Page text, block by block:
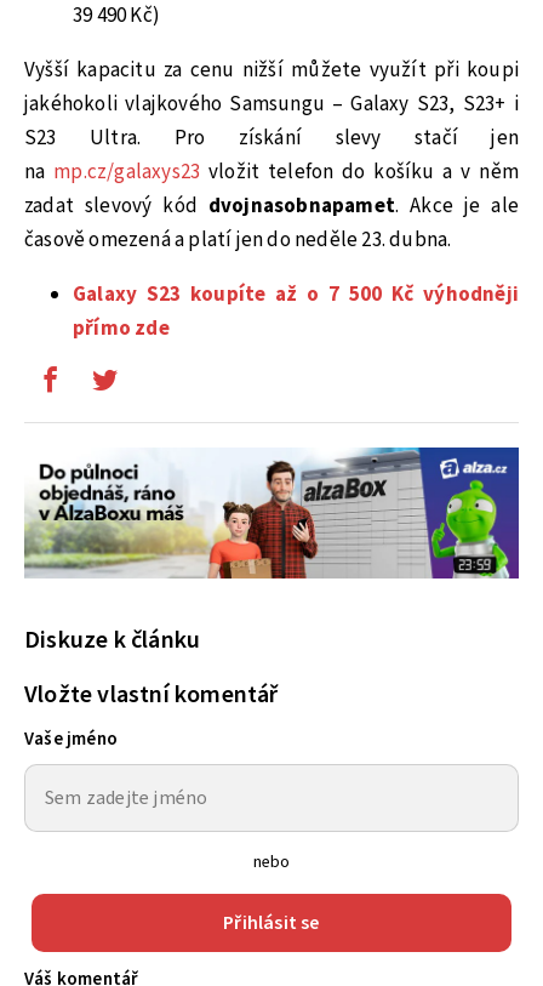
39 490 Kč)
Vyšší kapacitu za cenu nižší můžete využít při koupi
jakéhokoli vlajkového Samsungu – Galaxy S23, S23+ i
S23 Ultra. Pro získání slevy stačí jen
na mp.cz/galaxys23 vložit telefon do košíku a v něm
zadat slevový kód dvojnasobnapamet. Akce je ale
časově omezená a platí jen do neděle 23. dubna.
Galaxy S23 koupíte až o 7 500 Kč výhodněji
přímo zde
Diskuze k článku
Vložte vlastní komentář
Vaše jméno
nebo
Přihlásit se
Váš komentář